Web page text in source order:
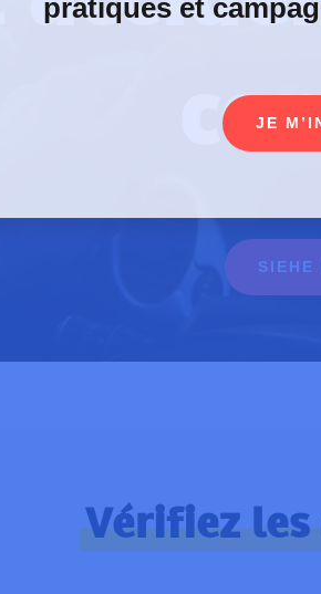
SIEHE
Vérifiez les
pratiques et
JE